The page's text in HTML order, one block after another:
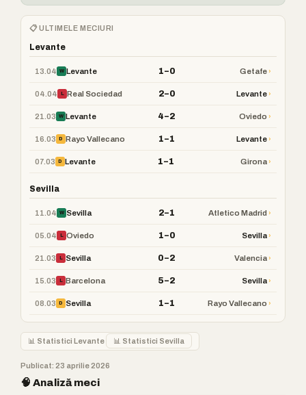
📋 ULTIMELE MECIURI
Levante
13.04 W Levante 1–0 Getafe›
04.04 L Real Sociedad 2–0 Levante›
21.03 W Levante 4–2 Oviedo ›
16.03 D Rayo Vallecano 1–1 Levante›
07.03 D Levante 1–1 Girona›
Sevilla
11.04 W Sevilla 2–1 Atletico Madrid›
05.04 L Oviedo 1–0 Sevilla›
21.03 L Sevilla 0–2 Valencia›
15.03 L Barcelona 5–2 Sevilla›
08.03 D Sevilla 1–1 Rayo Vallecano ›
📊 Statistici Levante 📊 Statistici Sevilla
Publicat: 23 aprilie 2026
🧠 Analiză meci